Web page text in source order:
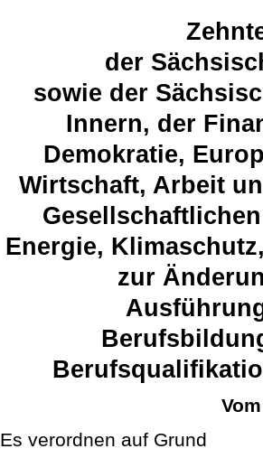
der
sowie der
Innern, der
Demokratie,
Wirtschaft, Arbeit
Energie,
zur
Es verordnen auf Grund